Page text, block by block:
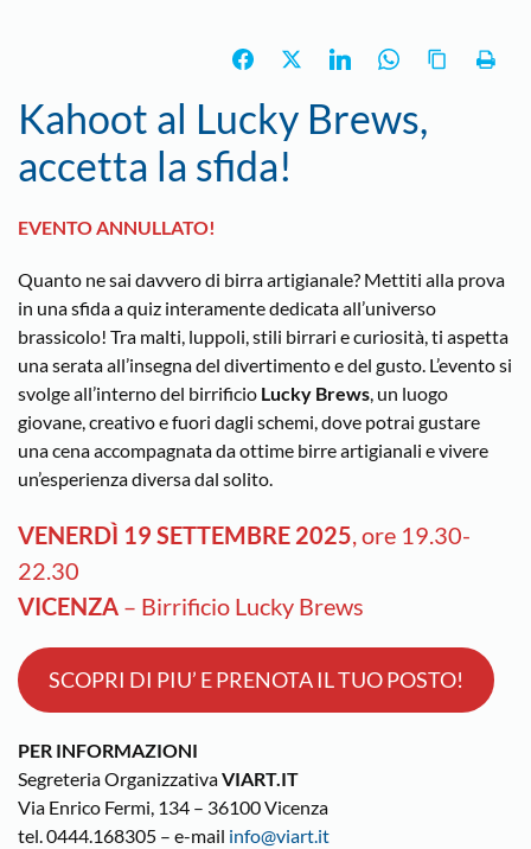
Kahoot al Lucky Brews,
accetta la sfida!
EVENTO ANNULLATO!
Quanto ne sai davvero di birra artigianale? Mettiti alla prova
in una sfida a quiz interamente dedicata all’universo
brassicolo! Tra malti, luppoli, stili birrari e curiosità, ti aspetta
una serata all’insegna del divertimento e del gusto. L’evento si
svolge all’interno del birrificio Lucky Brews, un luogo
giovane, creativo e fuori dagli schemi, dove potrai gustare
una cena accompagnata da ottime birre artigianali e vivere
un’esperienza diversa dal solito.
VENERDÌ 19 SETTEMBRE 2025, ore 19.30-
22.30
VICENZA – Birrificio Lucky Brews
SCOPRI DI PIU’ E PRENOTA IL TUO POSTO!
PER INFORMAZIONI
Segreteria OrganizzativaVIART.IT
Via Enrico Fermi, 134 – 36100 Vicenza
tel. 0444.168305 – e-mail info@viart.it